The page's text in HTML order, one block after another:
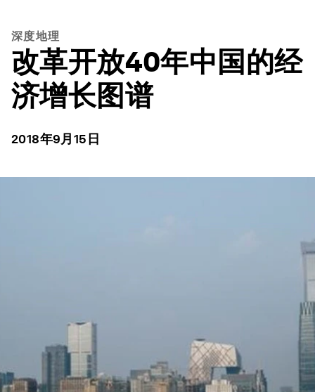
深度地理
改革开放40年中国的经
济增长图谱
2018年9月15日